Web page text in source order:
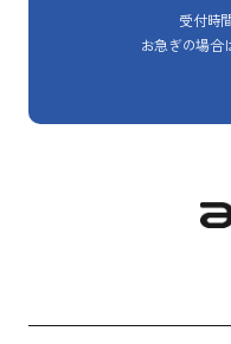
受付時
お急ぎの場合